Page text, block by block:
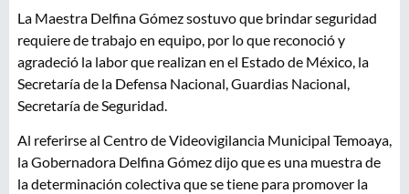
La Maestra Delfina Gómez sostuvo que brindar seguridad
requiere de trabajo en equipo, por lo que reconoció y
agradeció la labor que realizan en el Estado de México, la
Secretaría de la Defensa Nacional, Guardias Nacional,
Secretaría de Seguridad.
Al referirse al Centro de Videovigilancia Municipal Temoaya,
la Gobernadora Delfina Gómez dijo que es una muestra de
la determinación colectiva que se tiene para promover la